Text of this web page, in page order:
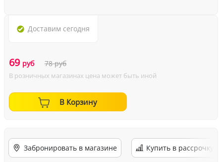
Доставим сегодня
69 руб 78руб
В розничных магазинах цена может быть иной
В Корзину
Забронировать в магазине Купить в рассрочку